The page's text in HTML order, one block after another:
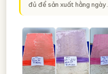
đủ để sản xuất hằng ngày.